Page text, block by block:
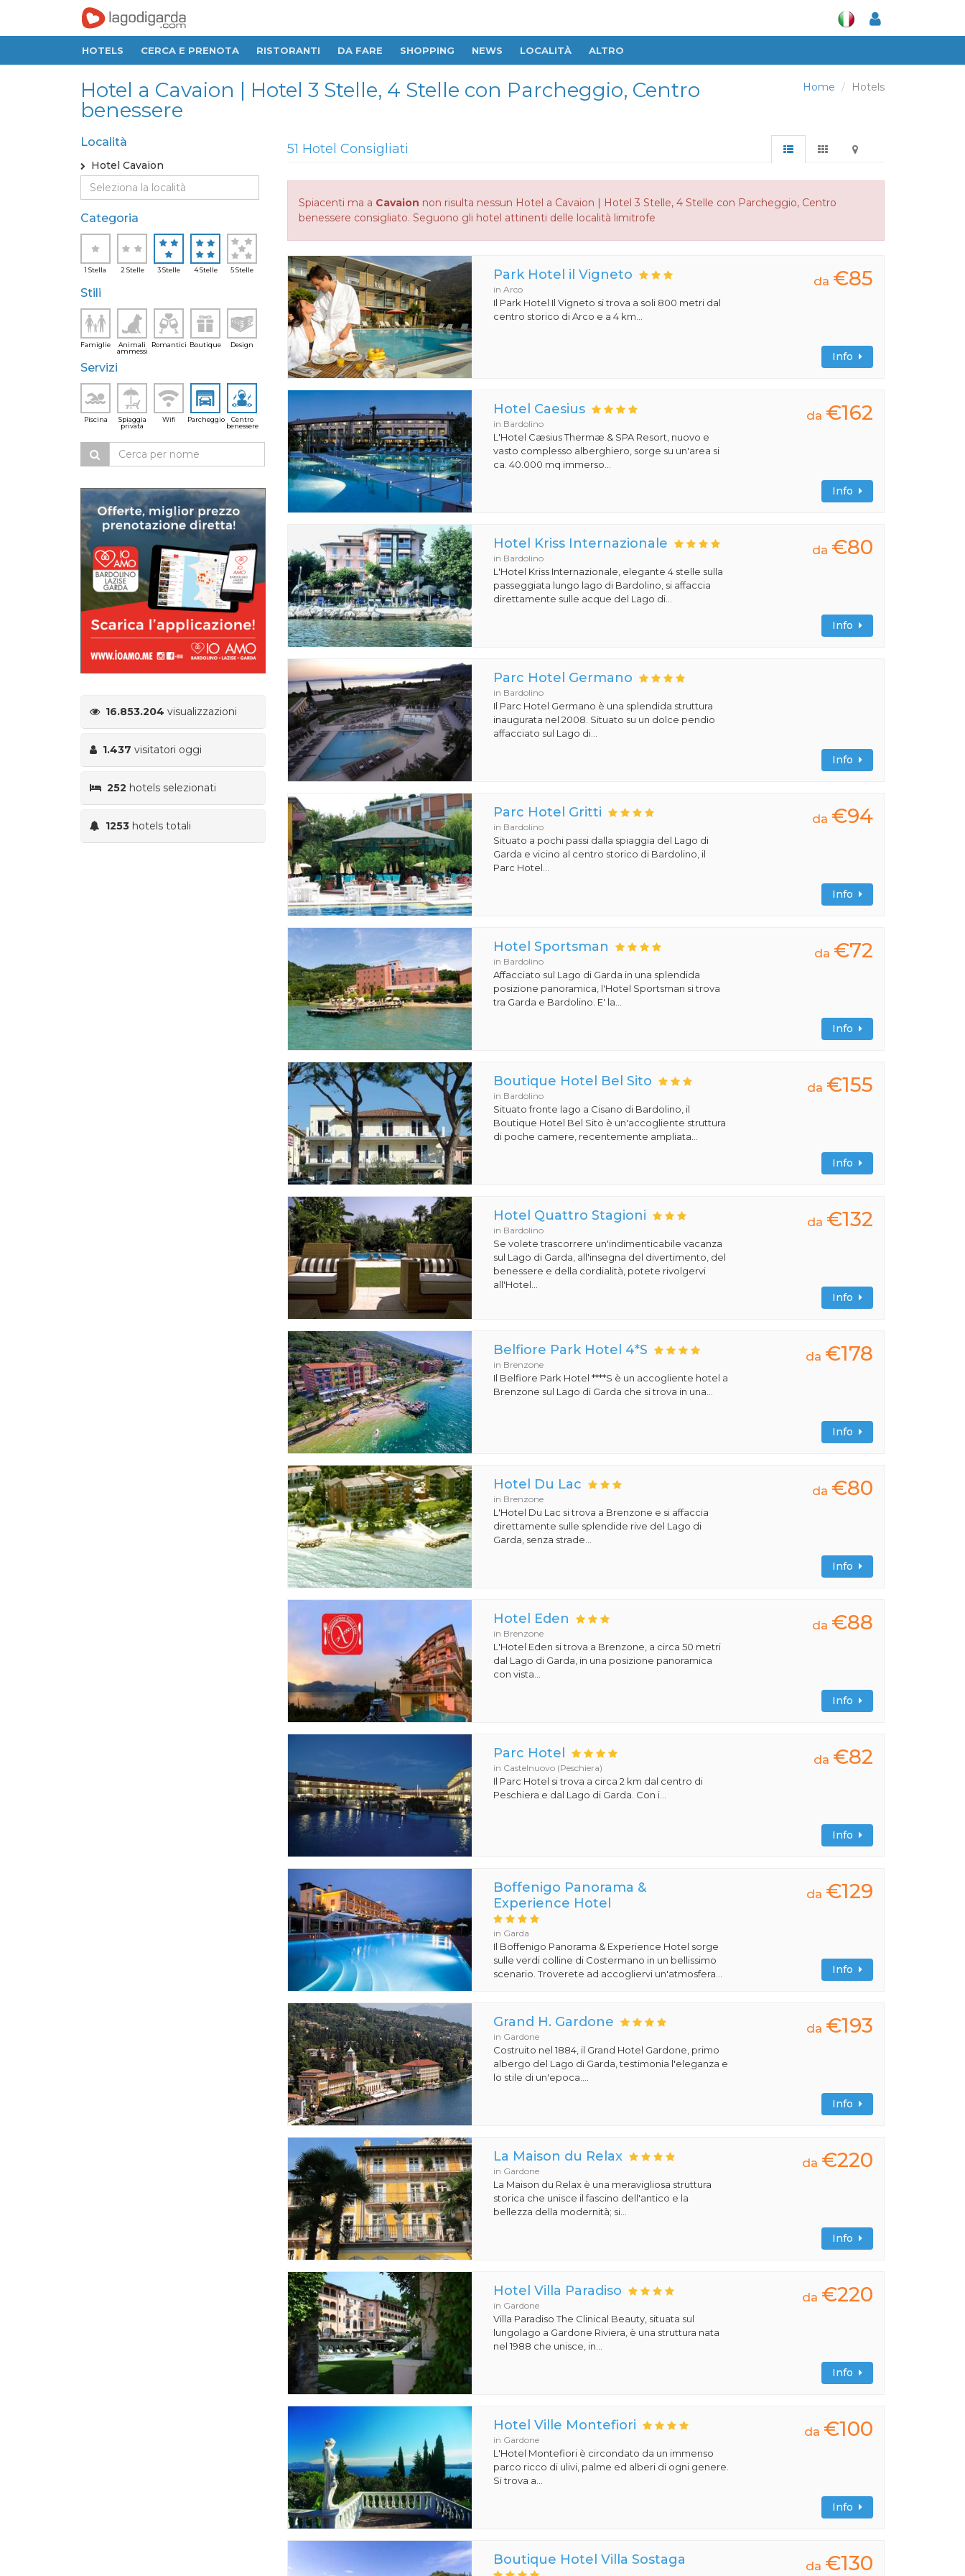
HOTELS CERCA E PRENOTA RISTORANTI DA FARE SHOPPING NEWS LOCALITÀ ALTRO
Home Hotels
Hotel a Cavaion | Hotel 3 Stelle, 4 Stelle con Parcheggio, Centro
benessere
Località
Hotel Cavaion
Categoria
1 Stella 2 Stelle 3 Stelle 4 Stelle 5 Stelle
Stili
Famiglie
Animali
ammessi
Romantici Boutique Design
Servizi
Piscina
Spiaggia
privata
Wifi Parcheggio
Centro
benessere
16.853.204 visualizzazioni
1.437 visitatori oggi
252 hotels selezionati
1253 hotels totali
51 Hotel Consigliati
Spiacenti ma a Cavaion non risulta nessun Hotel a Cavaion | Hotel 3 Stelle, 4 Stelle con Parcheggio, Centro
benessere consigliato. Seguono gli hotel attinenti delle località limitrofe
Park Hotel il Vigneto
in Arco
Il Park Hotel Il Vigneto si trova a soli 800 metri dal
centro storico di Arco e a 4 km...
da €85
Info
Hotel Caesius
in Bardolino
L'Hotel Cæsius Thermæ & SPA Resort, nuovo e
vasto complesso alberghiero, sorge su un'area si
ca. 40.000 mq immerso...
da €162
Info
Hotel Kriss Internazionale
in Bardolino
L'Hotel Kriss Internazionale, elegante 4 stelle sulla
passeggiata lungo lago di Bardolino, si affaccia
direttamente sulle acque del Lago di...
da €80
Info
Parc Hotel Germano
in Bardolino
Il Parc Hotel Germano è una splendida struttura
inaugurata nel 2008. Situato su un dolce pendio
affacciato sul Lago di...
Info
Parc Hotel Gritti
in Bardolino
Situato a pochi passi dalla spiaggia del Lago di
Garda e vicino al centro storico di Bardolino, il
Parc Hotel...
da €94
Info
Hotel Sportsman
in Bardolino
Affacciato sul Lago di Garda in una splendida
posizione panoramica, l'Hotel Sportsman si trova
tra Garda e Bardolino. E' la...
da €72
Info
Boutique Hotel Bel Sito
in Bardolino
Situato fronte lago a Cisano di Bardolino, il
Boutique Hotel Bel Sito è un'accogliente struttura
di poche camere, recentemente ampliata...
da €155
Info
Hotel Quattro Stagioni
in Bardolino
Se volete trascorrere un'indimenticabile vacanza
sul Lago di Garda, all'insegna del divertimento, del
benessere e della cordialità, potete rivolgervi
all'Hotel...
da €132
Info
Belfiore Park Hotel 4*S
in Brenzone
Il Belfiore Park Hotel ****S è un accogliente hotel a
Brenzone sul Lago di Garda che si trova in una...
da €178
Info
Hotel Du Lac
in Brenzone
L'Hotel Du Lac si trova a Brenzone e si affaccia
direttamente sulle splendide rive del Lago di
Garda, senza strade...
da €80
Info
Hotel Eden
in Brenzone
L'Hotel Eden si trova a Brenzone, a circa 50 metri
dal Lago di Garda, in una posizione panoramica
con vista...
da €88
Info
Parc Hotel
in Castelnuovo (Peschiera)
Il Parc Hotel si trova a circa 2 km dal centro di
Peschiera e dal Lago di Garda. Con i...
da €82
Info
Boffenigo Panorama &
Experience Hotel
in Garda
Il Boffenigo Panorama & Experience Hotel sorge
sulle verdi colline di Costermano in un bellissimo
scenario. Troverete ad accogliervi un'atmosfera...
da €129
Info
Grand H. Gardone
in Gardone
Costruito nel 1884, il Grand Hotel Gardone, primo
albergo del Lago di Garda, testimonia l'eleganza e
lo stile di un'epoca....
da €193
Info
La Maison du Relax
in Gardone
La Maison du Relax è una meravigliosa struttura
storica che unisce il fascino dell'antico e la
bellezza della modernità; si...
da €220
Info
Hotel Villa Paradiso
in Gardone
Villa Paradiso The Clinical Beauty, situata sul
lungolago a Gardone Riviera, è una struttura nata
nel 1988 che unisce, in...
da €220
Info
Hotel Ville Montefiori
in Gardone
L'Hotel Montefiori è circondato da un immenso
parco ricco di ulivi, palme ed alberi di ogni genere.
Si trova a...
da €100
Info
Boutique Hotel Villa Sostaga da €130